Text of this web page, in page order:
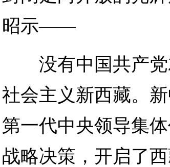
昭示——
没有中国共产党
社会主义新西藏。
第一代中央领导集
战略决策，开启了